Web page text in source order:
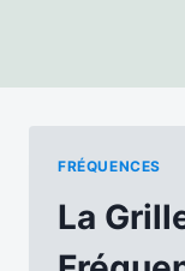
FRÉQUENCES
La